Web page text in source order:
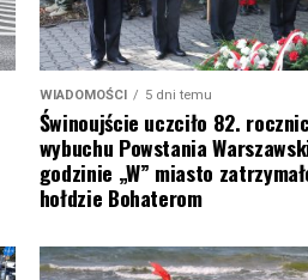
WIADOMOŚCI 5 dni temu
Świnoujście uczciło 82.
wybuchu Powstania
godzinie „W” miasto
hołdzie Bohaterom